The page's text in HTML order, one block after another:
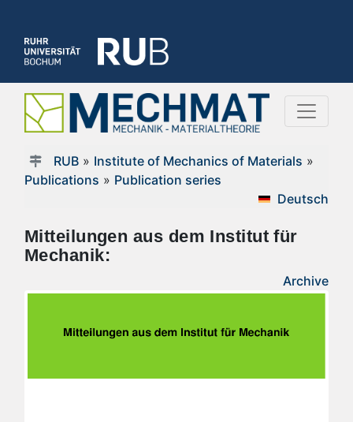
RUB» Institute of Mechanics of Materials »
Publications » Publication series
Deutsch
Mitteilungen aus dem Institut für
Mechanik:
Archive